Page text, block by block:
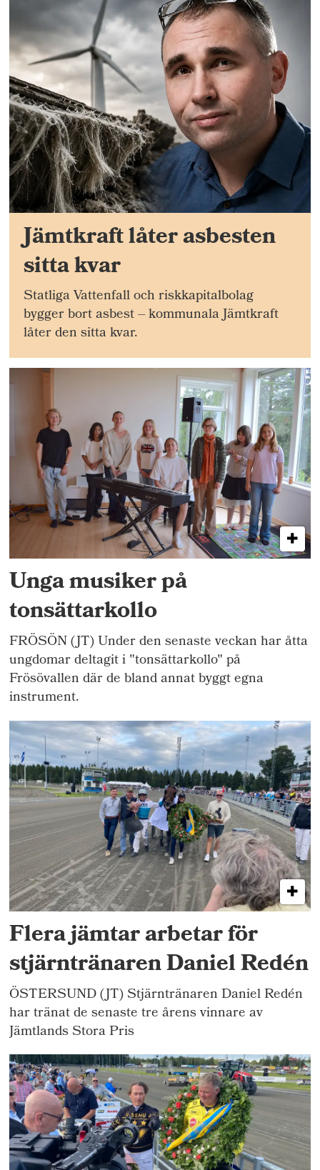
Jämtkraft låter asbesten
sitta kvar
Statliga Vattenfall och riskkapitalbolag
bygger bort asbest – kommunala Jämtkraft
låter den sitta kvar.
Unga musiker på
tonsättarkollo
FRÖSÖN (JT) Under den senaste veckan har åtta
ungdomar deltagit i "tonsättarkollo" på
Frösövallen där de bland annat byggt egna
instrument.
Flera jämtar arbetar för
stjärntränaren Daniel Redén
ÖSTERSUND (JT) Stjärntränaren Daniel Redén
har tränat de senaste tre årens vinnare av
Jämtlands Stora Pris